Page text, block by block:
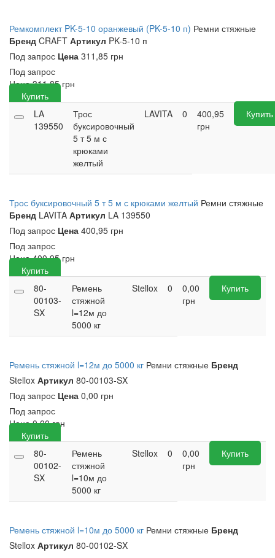
Ремкомплект PK-5-10 оранжевый (PK-5-10 п) Ремни стяжные
Бренд CRAFT Артикул PK-5-10 п
Под запрос Цена 311,85 грн
Под запрос
Цена 311,85грн
Купить
LA
139550
Трос
буксировочный
5 т 5 м с
крюками
желтый
LAVITA 0
400,95
грн
Купить
Трос буксировочный 5 т 5 м с крюками желтый Ремни стяжные
Бренд LAVITA Артикул LA 139550
Под запрос Цена 400,95 грн
Под запрос
Цена 400,95грн
Купить
80-
00103-
SX
Ремень
стяжной
l=12м до
5000 кг
Stellox 0
0,00
грн
Купить
Ремень стяжной l=12м до 5000 кг Ремни стяжные Бренд
Stellox Артикул 80-00103-SX
Под запрос Цена 0,00 грн
Под запрос
Цена 0,00грн
Купить
80-
00102-
SX
Ремень
стяжной
l=10м до
5000 кг
Stellox 0
0,00
грн
Купить
Ремень стяжной l=10м до 5000 кг Ремни стяжные Бренд
Stellox Артикул 80-00102-SX